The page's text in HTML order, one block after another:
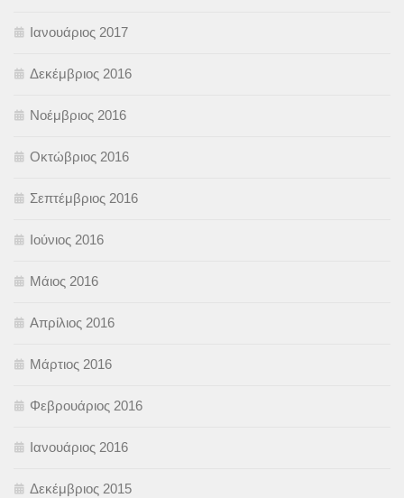
Ιανουάριος 2017
Δεκέμβριος 2016
Νοέμβριος 2016
Οκτώβριος 2016
Σεπτέμβριος 2016
Ιούνιος 2016
Μάιος 2016
Απρίλιος 2016
Μάρτιος 2016
Φεβρουάριος 2016
Ιανουάριος 2016
Δεκέμβριος 2015